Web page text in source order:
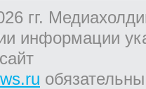
гг.
информации